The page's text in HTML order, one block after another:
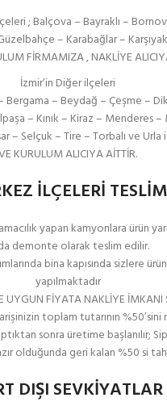
; Balçova – Bayraklı –
– Karabağlar –
FİRMAMIZA , NAKLİYE
İzmir’in Diğer ilçeleri
Bergama – Beydağ – Çeşme –
– Kınık – Kiraz – Menderes
– Selçuk – Tire – Torbalı ve Urla
KURULUM ALICIYA AİTTİR.
İLÇELERİ
yapan kamyonlara ürün
demonte olarak teslim edilir.
bina kapısında sizlere
yapılmaktadır
UYGUN FİYATA NAKLİYE İMKANI
toplam tutarının
sonra üretime başlanılır;
olduğunda geri kalan %50 si
DIŞI SEVKİYATLAR